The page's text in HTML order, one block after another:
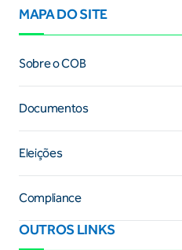
MAPA DO SITE
Sobre o COB
Documentos
Eleições
Compliance
OUTROS LINKS